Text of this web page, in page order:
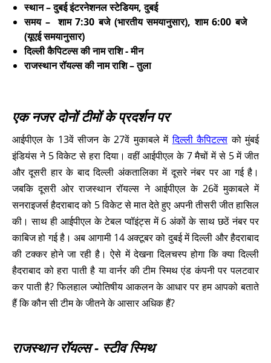
स्थान – दुबई इंटरनेशनल स्टेडियम, दुबई
समय – शाम 7:30 बजे (भारतीय समयानुसार), शाम 6:00 बजे
(यूएई समयानुसार)
दिल्ली कैपिटल्स की नाम राशि - मीन
राजस्थान रॉयल्स की नाम राशि – तुला
एक नजर दोनों टीमों के प्रदर्शन पर
आईपीएल के 13वें सीजन के 27वें मुकाबले मेंदिल्ली कैपिटल्स को मुंबई
इंडियंस ने 5 विकेट से हरा दिया। वहीं आईपीएल के 7 मैचों में से 5 में जीत
और दूसरी हार के बाद दिल्ली अंकतालिका में दूसरे नंबर पर आ गई है।
जबकि दूसरी ओर राजस्थान रॉयल्स ने आईपीएल के 26वें मुकाबले में
सनराइजर्स हैदराबाद को 5 विकेट से मात देते हुए अपनी तीसरी जीत हासिल
की। साथ ही आईपीएल के टेबल प्वॉइंट्स में 6 अंकों के साथ छठें नंबर पर
काबिज हो गई है। अब आगामी 14 अक्टूबर को दुबई में दिल्ली और हैदराबाद
की टक्कर होने जा रही है। ऐसे में देखना दिलचस्प होगा कि क्या दिल्ली
हैदराबाद को हरा पाती है या वार्नर की टीम स्मिथ एंड कंपनी पर पलटवार
कर पाती है? फिलहाल ज्योतिषीय आकलन के आधार पर हम आपको बताते
हैं कि कौन सी टीम के जीतने के आसार अधिक हैं?
राजस्थान रॉयल्स - स्टीव स्मिथ